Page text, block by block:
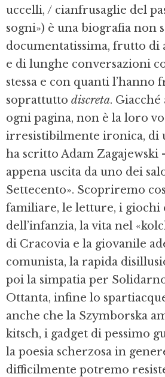
uccelli, / cianfrusaglie del
sogni») è una biografia non
documentatissima, frutto di
e di lunghe conversazioni
stessa e con quanti l’hanno
soprattutto discreta.
ogni pagina, non è la loro
irresistibilmente ironica, di
ha scritto Adam Zagajewski
appena uscita da uno dei
Settecento». Scopriremo
familiare, le letture, i giochi
dell’infanzia, la vita nel
di Cracovia e la giovanile
comunista, la rapida
poi la simpatia per
Ottanta, infine lo
anche che la Szymborska
kitsch, i gadget di pessimo
la poesia scherzosa in
difficilmente potremo